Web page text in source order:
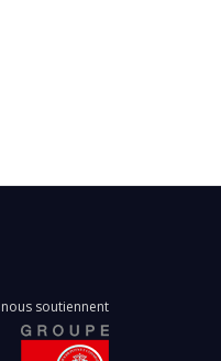
nous soutiennent